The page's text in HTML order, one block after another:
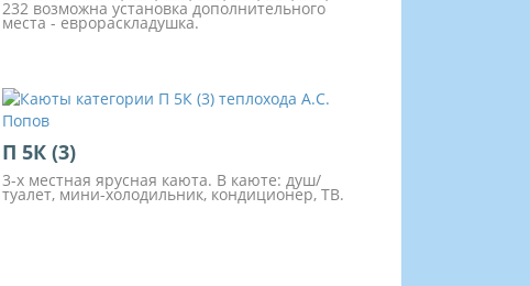
232 возможна установка дополнительного
места - еврораскладушка.
П 5К (3)
3-х местная ярусная каюта. В каюте: душ/
туалет, мини-холодильник, кондиционер, ТВ.